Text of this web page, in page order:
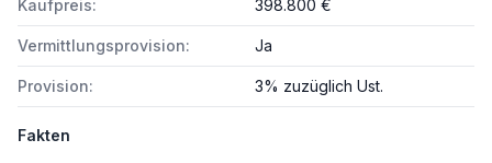
Kaufpreis: 398.800 €
Vermittlungsprovision: Ja
Provision: 3% zuzüglich Ust.
Fakten